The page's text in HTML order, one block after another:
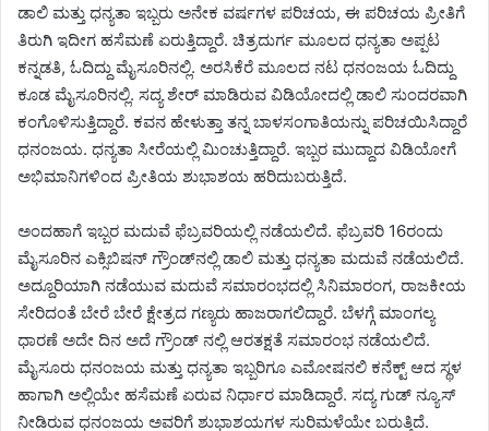
ಡಾಲಿ ಮತ್ತು ಧನ್ಯತಾ ಇಬ್ಬರು ಅನೇಕ ವರ್ಷಗಳ ಪರಿಚಯ, ಈ ಪರಿಚಯ ಪ್ರೀತಿಗೆ
ತಿರುಗಿ ಇದೀಗ ಹಸೆಮಣೆ ಏರುತ್ತಿದ್ದಾರೆ. ಚಿತ್ರದುರ್ಗ ಮೂಲದ ಧನ್ಯತಾ ಅಪ್ಪಟ
ಕನ್ನಡತಿ, ಓದಿದ್ದು ಮೈಸೂರಿನಲ್ಲಿ. ಅರಸಿಕೆರೆ ಮೂಲದ ನಟ ಧನಂಜಯ ಓದಿದ್ದು
ಕೂಡ ಮೈಸೂರಿನಲ್ಲಿ. ಸದ್ಯ ಶೇರ್ ಮಾಡಿರುವ ವಿಡಿಯೋದಲ್ಲಿ ಡಾಲಿ ಸುಂದರವಾಗಿ
ಕಂಗೊಳಿಸುತ್ತಿದ್ದಾರೆ. ಕವನ ಹೇಳುತ್ತಾ ತನ್ನ ಬಾಳಸಂಗಾತಿಯನ್ನು ಪರಿಚಯಿಸಿದ್ದಾರೆ
ಧನಂಜಯ. ಧನ್ಯತಾ ಸೀರೆಯಲ್ಲಿ ಮಿಂಚುತ್ತಿದ್ದಾರೆ. ಇಬ್ಬರ ಮುದ್ದಾದ ವಿಡಿಯೋಗೆ
ಅಭಿಮಾನಿಗಳಿಂದ ಪ್ರೀತಿಯ ಶುಭಾಶಯ ಹರಿದುಬರುತ್ತಿದೆ.
ಅಂದಹಾಗೆ ಇಬ್ಬರ ಮದುವೆ ಫೆಬ್ರವರಿಯಲ್ಲಿ ನಡೆಯಲಿದೆ. ಫೆಬ್ರವರಿ 16ರಂದು
ಮೈಸೂರಿನ ಎಕ್ಸಿಬಿಷನ್ ಗ್ರೌಂಡ್‌ನಲ್ಲಿ ಡಾಲಿ ಮತ್ತು ಧನ್ಯತಾ ಮದುವೆ ನಡೆಯಲಿದೆ.
ಅದ್ದೂರಿಯಾಗಿ ನಡೆಯುವ ಮದುವೆ ಸಮಾರಂಭದಲ್ಲಿ ಸಿನಿಮಾರಂಗ, ರಾಜಕೀಯ
ಸೇರಿದಂತೆ ಬೇರೆ ಬೇರೆ ಕ್ಷೇತ್ರದ ಗಣ್ಯರು ಹಾಜರಾಗಲಿದ್ದಾರೆ. ಬೆಳಗ್ಗೆ ಮಾಂಗಲ್ಯ
ಧಾರಣೆ ಅದೇ ದಿನ ಅದೆ ಗ್ರೌಂಡ್ ನಲ್ಲಿ ಆರತಕ್ಷತೆ ಸಮಾರಂಭ ನಡೆಯಲಿದೆ.
ಮೈಸೂರು ಧನಂಜಯ ಮತ್ತು ಧನ್ಯತಾ ಇಬ್ಬರಿಗೂ ಎಮೋಷನಲಿ ಕನೆಕ್ಟ್ ಆದ ಸ್ಥಳ
ಹಾಗಾಗಿ ಅಲ್ಲಿಯೇ ಹಸೆಮಣೆ ಏರುವ ನಿರ್ಧಾರ ಮಾಡಿದ್ದಾರೆ. ಸದ್ಯ ಗುಡ್ ನ್ಯೂಸ್
ನೀಡಿರುವ ಧನಂಜಯ ಅವರಿಗೆ ಶುಭಾಶಯಗಳ ಸುರಿಮಳೆಯೇ ಬರುತ್ತಿದೆ.